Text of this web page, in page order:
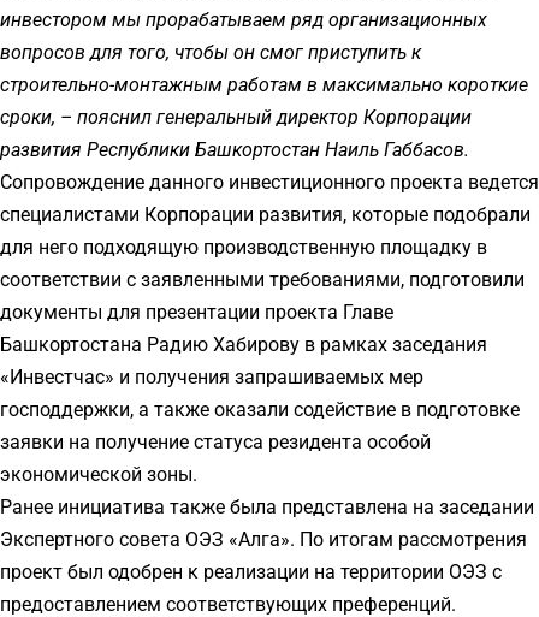
инвестором мы прорабатываем ряд организационных
вопросов для того, чтобы он смог приступить к
строительно-монтажным работам в максимально короткие
сроки, – пояснил генеральный директор Корпорации
развития Республики Башкортостан Наиль Габбасов.
Сопровождение данного инвестиционного проекта ведется
специалистами Корпорации развития, которые подобрали
для него подходящую производственную площадку в
соответствии с заявленными требованиями, подготовили
документы для презентации проекта Главе
Башкортостана Радию Хабирову в рамках заседания
«Инвестчас» и получения запрашиваемых мер
господдержки, а также оказали содействие в подготовке
заявки на получение статуса резидента особой
экономической зоны.
Ранее инициатива также была представлена на заседании
Экспертного совета ОЭЗ «Алга». По итогам рассмотрения
проект был одобрен к реализации на территории ОЭЗ с
предоставлением соответствующих преференций.